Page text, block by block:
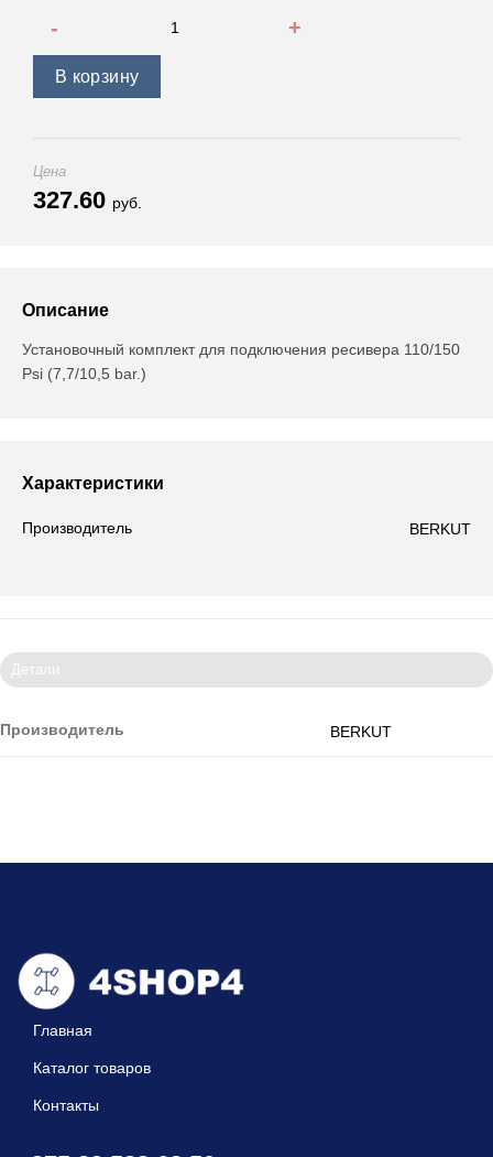
В корзину
Цена
327.60 руб.
Описание
Установочный комплект для подключения ресивера 110/150
Psi (7,7/10,5 bar.)
Характеристики
Производитель BERKUT
Детали
Производитель BERKUT
Главная
Каталог товаров
Контакты